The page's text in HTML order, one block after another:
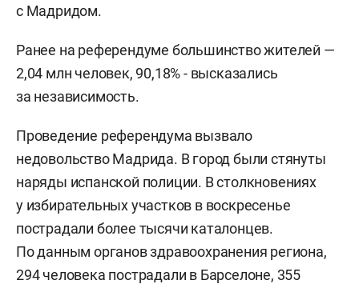
с Мадридом.
Ранее на референдуме большинство жителей —
2,04 млн человек, 90,18% - высказались
за независимость.
Проведение референдума вызвало
недовольство Мадрида. В город были стянуты
наряды испанской полиции. В столкновениях
у избирательных участков в воскресенье
пострадали более тысячи каталонцев.
По данным органов здравоохранения региона,
294 человека пострадали в Барселоне, 355